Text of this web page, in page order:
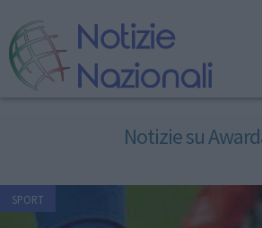
Notizie su
SPORT